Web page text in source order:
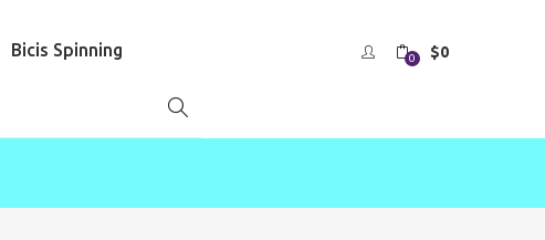
Bicis Spinning 0 $0